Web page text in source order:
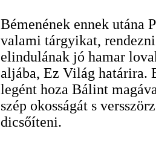
Bémenének ennek utána
valami tárgyikat,
elindulának jó hamar
aljába, Ez Világ határira.
legént hoza Bálint
szép okosságát s
dicsőíteni.